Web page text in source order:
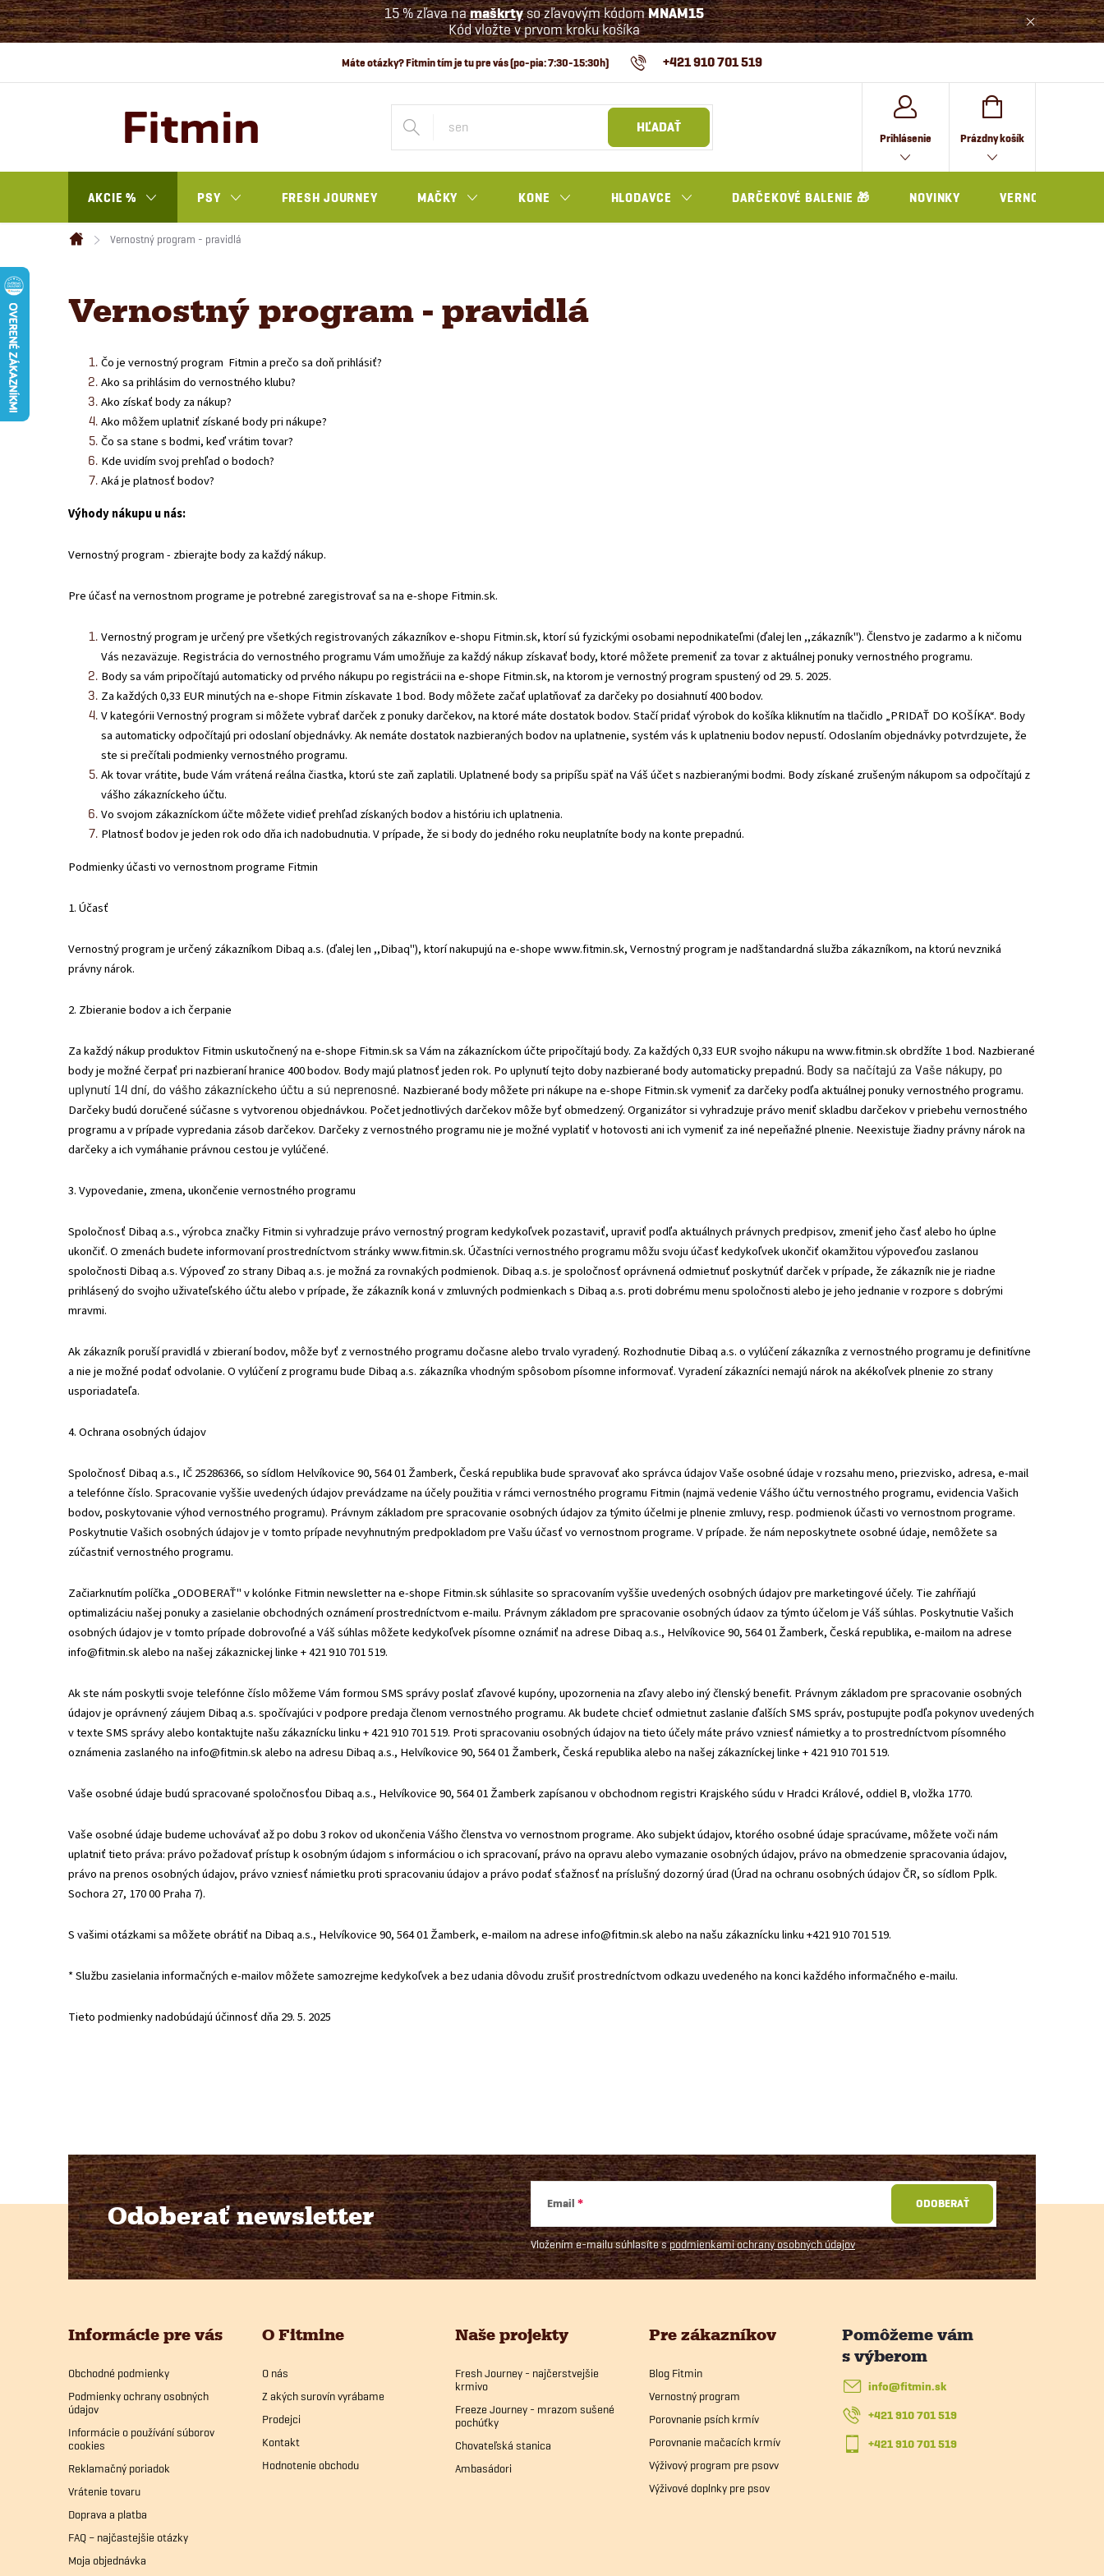
Prejsť
na
obsah
15 % zľava namaškrtyso zľavovým kódomMNAM15
Kód vložte v prvom kroku košíka
+421 910 701 519
HĽADAŤ
Prihlásenie
NÁKUPNÝ
KOŠÍK
Prázdny košík
AKCIE % PSY FRESH JOURNEY MAČKY KONE HLODAVCE DARČEKOVÉ BALENIE 🎁 NOVINKY VERNOSTNÝ
Domov
Vernostný program - pravidlá
Vernostný program - pravidlá
Čo je vernostný program Fitmin a prečo sa doň prihlásiť?
Ako sa prihlásim do vernostného klubu?
Ako získať body za nákup?
Ako môžem uplatniť získané body pri nákupe?
Čo sa stane s bodmi, keď vrátim tovar?
Kde uvidím svoj prehľad o bodoch?
Aká je platnosť bodov?
Výhody nákupu u nás:
Vernostný program - zbierajte body za každý nákup.
Pre účasť na vernostnom programe je potrebné zaregistrovať sa na e-shope Fitmin.sk.
Vernostný program je určený pre všetkých registrovaných zákazníkov e-shopu Fitmin.sk, ktorí sú fyzickými osobami nepodnikateľmi (ďalej len ,,zákazník"). Členstvo je zadarmo a k ničomu
Vás nezaväzuje. Registrácia do vernostného programu Vám umožňuje za každý nákup získavať body, ktoré môžete premeniť za tovar z aktuálnej ponuky vernostného programu.
Body sa vám pripočítajú automaticky od prvého nákupu po registrácii na e-shope Fitmin.sk, na ktorom je vernostný program spustený od 29. 5. 2025.
Za každých 0,33 EUR minutých na e-shope Fitmin získavate 1 bod. Body môžete začať uplatňovať za darčeky po dosiahnutí 400 bodov.
V kategórii Vernostný program si môžete vybrať darček z ponuky darčekov, na ktoré máte dostatok bodov. Stačí pridať výrobok do košíka kliknutím na tlačidlo „PRIDAŤ DO KOŠÍKA“. Body
sa automaticky odpočítajú pri odoslaní objednávky. Ak nemáte dostatok nazbieraných bodov na uplatnenie, systém vás k uplatneniu bodov nepustí. Odoslaním objednávky potvrdzujete, že
ste si prečítali podmienky vernostného programu.
Ak tovar vrátite, bude Vám vrátená reálna čiastka, ktorú ste zaň zaplatili. Uplatnené body sa pripíšu späť na Váš účet s nazbieranými bodmi. Body získané zrušeným nákupom sa odpočítajú z
vášho zákazníckeho účtu.
Vo svojom zákazníckom účte môžete vidieť prehľad získaných bodov a históriu ich uplatnenia.
Platnosť bodov je jeden rok odo dňa ich nadobudnutia. V prípade, že si body do jedného roku neuplatníte body na konte prepadnú.
Podmienky účasti vo vernostnom programe Fitmin
1. Účasť
Vernostný program je určený zákazníkom Dibaq a.s. (ďalej len ,,Dibaq"), ktorí nakupujú na e-shope www.fitmin.sk, Vernostný program je nadštandardná služba zákazníkom, na ktorú nevzniká
právny nárok.
2. Zbieranie bodov a ich čerpanie
Za každý nákup produktov Fitmin uskutočnený na e-shope Fitmin.sk sa Vám na zákazníckom účte pripočítajú body. Za každých 0,33 EUR svojho nákupu na www.fitmin.sk obrdžíte 1 bod. Nazbierané
body je možné čerpať pri nazbieraní hranice 400 bodov. Body majú platnosť jeden rok. Po uplynutí tejto doby nazbierané body automaticky prepadnú. Body sa načítajú za Vaše nákupy, po
uplynutí 14 dní, do vášho zákazníckeho účtu a sú neprenosné. Nazbierané body môžete pri nákupe na e-shope Fitmin.sk vymeniť za darčeky podľa aktuálnej ponuky vernostného programu.
Darčeky budú doručené súčasne s vytvorenou objednávkou. Počet jednotlivých darčekov môže byť obmedzený. Organizátor si vyhradzuje právo meniť skladbu darčekov v priebehu vernostného
programu a v prípade vypredania zásob darčekov. Darčeky z vernostného programu nie je možné vyplatiť v hotovosti ani ich vymeniť za iné nepeňažné plnenie. Neexistuje žiadny právny nárok na
darčeky a ich vymáhanie právnou cestou je vylúčené.
3. Vypovedanie, zmena, ukončenie vernostného programu
Spoločnosť Dibaq a.s., výrobca značky Fitmin si vyhradzuje právo vernostný program kedykoľvek pozastaviť, upraviť podľa aktuálnych právnych predpisov, zmeniť jeho časť alebo ho úplne
ukončiť. O zmenách budete informovaní prostredníctvom stránky www.fitmin.sk. Účastníci vernostného programu môžu svoju účasť kedykoľvek ukončiť okamžitou výpoveďou zaslanou
spoločnosti Dibaq a.s. Výpoveď zo strany Dibaq a.s. je možná za rovnakých podmienok. Dibaq a.s. je spoločnosť oprávnená odmietnuť poskytnúť darček v prípade, že zákazník nie je riadne
prihlásený do svojho uživateľského účtu alebo v prípade, že zákazník koná v zmluvných podmienkach s Dibaq a.s. proti dobrému menu spoločnosti alebo je jeho jednanie v rozpore s dobrými
mravmi.
Ak zákazník poruší pravidlá v zbieraní bodov, môže byť z vernostného programu dočasne alebo trvalo vyradený. Rozhodnutie Dibaq a.s. o vylúčení zákazníka z vernostného programu je definitívne
a nie je možné podať odvolanie. O vylúčení z programu bude Dibaq a.s. zákazníka vhodným spôsobom písomne informovať. Vyradení zákazníci nemajú nárok na akékoľvek plnenie zo strany
usporiadateľa.
4. Ochrana osobných údajov
Spoločnosť Dibaq a.s., IČ 25286366, so sídlom Helvíkovice 90, 564 01 Žamberk, Česká republika bude spravovať ako správca údajov Vaše osobné údaje v rozsahu meno, priezvisko, adresa, e-mail
a telefónne číslo. Spracovanie vyššie uvedených údajov prevádzame na účely použitia v rámci vernostného programu Fitmin (najmä vedenie Vášho účtu vernostného programu, evidencia Vašich
bodov, poskytovanie výhod vernostného programu). Právnym základom pre spracovanie osobných údajov za týmito účelmi je plnenie zmluvy, resp. podmienok účasti vo vernostnom programe.
Poskytnutie Vašich osobných údajov je v tomto prípade nevyhnutným predpokladom pre Vašu účasť vo vernostnom programe. V prípade. že nám neposkytnete osobné údaje, nemôžete sa
zúčastniť vernostného programu.
Začiarknutím políčka „ODOBERAŤ" v kolónke Fitmin newsletter na e-shope Fitmin.sk súhlasite so spracovaním vyššie uvedených osobných údajov pre marketingové účely. Tie zahŕňajú
optimalizáciu našej ponuky a zasielanie obchodných oznámení prostredníctvom e-mailu. Právnym základom pre spracovanie osobných údaov za týmto účelom je Váš súhlas. Poskytnutie Vašich
osobných údajov je v tomto prípade dobrovoľné a Váš súhlas môžete kedykoľvek písomne oznámiť na adrese Dibaq a.s., Helvíkovice 90, 564 01 Žamberk, Česká republika, e-mailom na adrese
info@fitmin.sk alebo na našej zákaznickej linke + 421 910 701 519.
Ak ste nám poskytli svoje telefónne číslo môžeme Vám formou SMS správy poslať zľavové kupóny, upozornenia na zľavy alebo iný členský benefit. Právnym základom pre spracovanie osobných
údajov je oprávnený záujem Dibaq a.s. spočívajúci v podpore predaja členom vernostného programu. Ak budete chcieť odmietnut zaslanie ďalších SMS správ, postupujte podľa pokynov uvedených
v texte SMS správy alebo kontaktujte našu zákaznícku linku + 421 910 701 519. Proti spracovaniu osobných údajov na tieto účely máte právo vzniesť námietky a to prostredníctvom písomného
oznámenia zaslaného na info@fitmin.sk alebo na adresu Dibaq a.s., Helvíkovice 90, 564 01 Žamberk, Česká republika alebo na našej zákazníckej linke + 421 910 701 519.
Vaše osobné údaje budú spracované spoločnosťou Dibaq a.s., Helvíkovice 90, 564 01 Žamberk zapísanou v obchodnom registri Krajského súdu v Hradci Králové, oddiel B, vložka 1770.
Vaše osobné údaje budeme uchovávať až po dobu 3 rokov od ukončenia Vášho členstva vo vernostnom programe. Ako subjekt údajov, ktorého osobné údaje spracúvame, môžete voči nám
uplatniť tieto práva: právo požadovať prístup k osobným údajom s informáciou o ich spracovaní, právo na opravu alebo vymazanie osobných údajov, právo na obmedzenie spracovania údajov,
právo na prenos osobných údajov, právo vzniesť námietku proti spracovaniu údajov a právo podať sťažnosť na príslušný dozorný úrad (Úrad na ochranu osobných údajov ČR, so sídlom Pplk.
Sochora 27, 170 00 Praha 7).
S vašimi otázkami sa môžete obrátiť na Dibaq a.s., Helvíkovice 90, 564 01 Žamberk, e-mailom na adrese info@fitmin.sk alebo na našu zákaznícku linku +421 910 701 519.
* Službu zasielania informačných e-mailov môžete samozrejme kedykoľvek a bez udania dôvodu zrušiť prostredníctvom odkazu uvedeného na konci každého informačného e-mailu.
Tieto podmienky nadobúdajú účinnosť dňa 29. 5. 2025
Odoberať newsletter Email
Vložením e-mailu súhlasíte spodmienkami ochrany osobných údajov
ODOBERAŤ
Informácie pre vás
Obchodné podmienky
Podmienky ochrany osobných
údajov
Informácie o používání súborov
cookies
Reklamačný poriadok
Vrátenie tovaru
Doprava a platba
FAQ – najčastejšie otázky
Moja objednávka
O Fitmine
O nás
Z akých surovín vyrábame
Prodejci
Kontakt
Hodnotenie obchodu
Naše projekty
Fresh Journey - najčerstvejšie
krmivo
Freeze Journey - mrazom sušené
pochúťky
Chovateľská stanica
Ambasádori
Pre zákazníkov
Blog Fitmin
Vernostný program
Porovnanie psích krmív
Porovnanie mačacích krmív
Výživový program pre psovv
Výživové doplnky pre psov
info@fitmin.sk
+421 910 701 519
+421 910 701 519